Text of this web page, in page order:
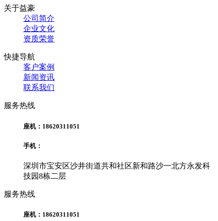
关于益豪
公司简介
企业文化
资质荣誉
快捷导航
客户案例
新闻资讯
联系我们
服务热线
座机：18620311051
手机：
深圳市宝安区沙井街道共和社区新和路沙一北方永发科
技园8栋二层
服务热线
座机：18620311051